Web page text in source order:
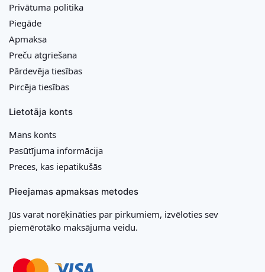
Privātuma politika
Piegāde
Apmaksa
Preču atgriešana
Pārdevēja tiesības
Pircēja tiesības
Lietotāja konts
Mans konts
Pasūtījuma informācija
Preces, kas iepatikušās
Pieejamas apmaksas metodes
Jūs varat norēķināties par pirkumiem, izvēloties sev
piemērotāko maksājuma veidu.